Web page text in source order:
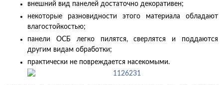
внешний вид панелей достаточно декоративен;
некоторые разновидности этого материала обладают
влагостойкостью;
панели ОСБ легко пилятся, сверлятся и поддаются
другим видам обработки;
практически не повреждается насекомыми.